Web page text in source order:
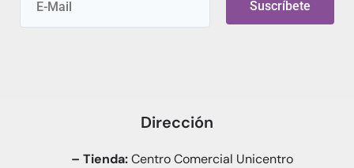
Suscríbete
Dirección
– Tienda:Centro Comercial Unicentro